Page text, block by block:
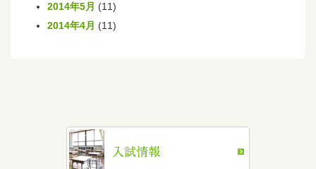
2014年5月 (11)
2014年4月 (11)